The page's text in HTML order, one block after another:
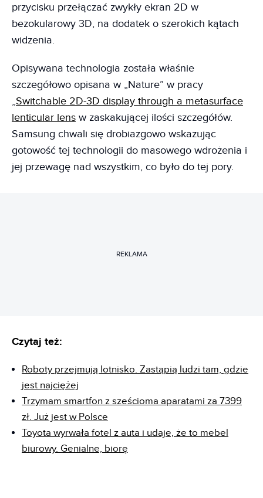
przycisku przełączać zwykły ekran 2D w
bezokularowy 3D, na dodatek o szerokich kątach
widzenia.
Opisywana technologia została właśnie
szczegółowo opisana w „Nature” w pracy
„Switchable 2D-3D display through a metasurface
lenticular lens w zaskakującej ilości szczegółów.
Samsung chwali się drobiazgowo wskazując
gotowość tej technologii do masowego wdrożenia i
jej przewagę nad wszystkim, co było do tej pory.
REKLAMA
Czytaj też:
Roboty przejmują lotnisko. Zastąpią ludzi tam, gdzie
jest najciężej
Trzymam smartfon z sześcioma aparatami za 7399
zł. Już jest w Polsce
Toyota wyrwała fotel z auta i udaje, że to mebel
biurowy. Genialne, biorę